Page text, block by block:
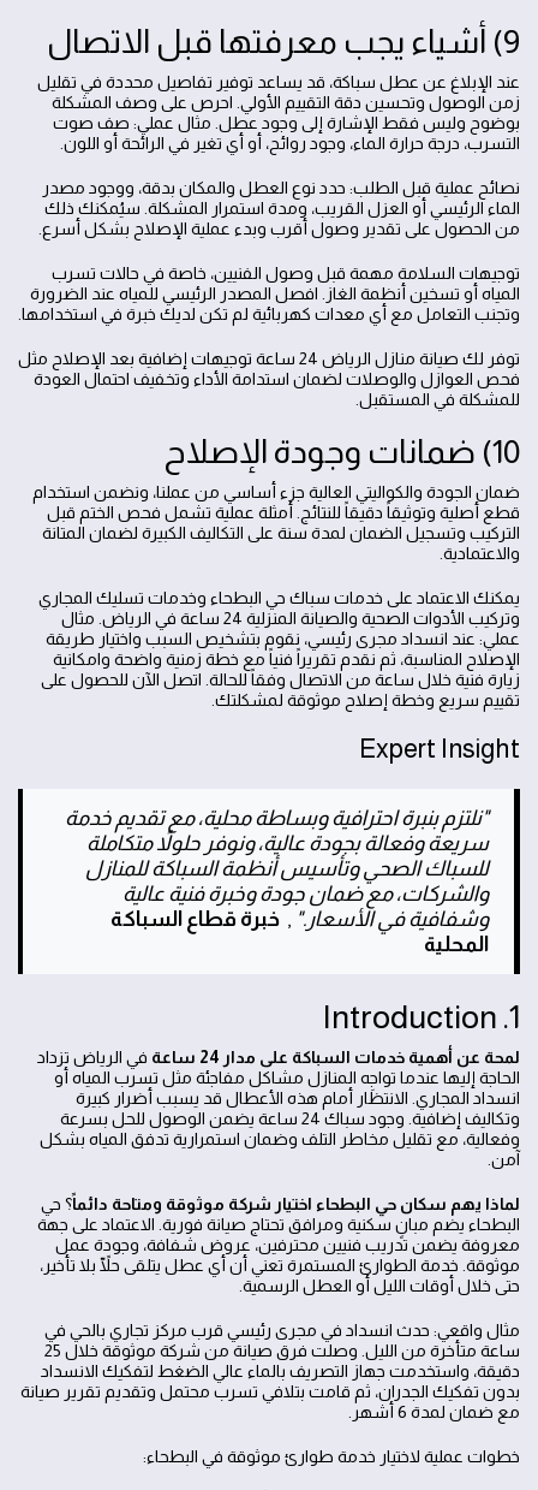
9) أشياء يجب معرفتها قبل الاتصال
عند الإبلاغ عن عطل سباكة، قد يساعد توفير تفاصيل محددة في تقليل
زمن الوصول وتحسين دقة التقييم الأولي. احرص على وصف المشكلة
بوضوح وليس فقط الإشارة إلى وجود عطل. مثال عملي: صف صوت
التسرب، درجة حرارة الماء، وجود روائح، أو أي تغير في الرائحة أو اللون.
نصائح عملية قبل الطلب: حدد نوع العطل والمكان بدقة، ووجود مصدر
الماء الرئيسي أو العزل القريب، ومدة استمرار المشكلة. سيُمكنك ذلك
من الحصول على تقدير وصول أقرب وبدء عملية الإصلاح بشكل أسرع.
توجيهات السلامة مهمة قبل وصول الفنيين، خاصة في حالات تسرب
المياه أو تسخين أنظمة الغاز. افصل المصدر الرئيسي للمياه عند الضرورة
وتجنب التعامل مع أي معدات كهربائية لم تكن لديك خبرة في استخدامها.
توفر لك صيانة منازل الرياض 24 ساعة توجيهات إضافية بعد الإصلاح مثل
فحص العوازل والوصلات لضمان استدامة الأداء وتخفيف احتمال العودة
للمشكلة في المستقبل.
10) ضمانات وجودة الإصلاح
ضمان الجودة والكواليتي العالية جزء أساسي من عملنا، ونضمن استخدام
قطع أصلية وتوثيقاً دقيقاً للنتائج. أمثلة عملية تشمل فحص الختم قبل
التركيب وتسجيل الضمان لمدة سنة على التكاليف الكبيرة لضمان المتانة
والاعتمادية.
يمكنك الاعتماد على خدمات سباك حي البطحاء وخدمات تسليك المجاري
وتركيب الأدوات الصحية والصيانة المنزلية 24 ساعة في الرياض. مثال
عملي: عند انسداد مجرى رئيسي، نقوم بتشخيص السبب واختيار طريقة
الإصلاح المناسبة، ثم نقدم تقريراً فنياً مع خطة زمنية واضحة وامكانية
زيارة فنية خلال ساعة من الاتصال وفقاً للحالة. اتصل الآن للحصول على
تقييم سريع وخطة إصلاح موثوقة لمشكلتك.
Expert Insight
"نلتزم بنبرة احترافية وبساطة محلية، مع تقديم خدمة
سريعة وفعالة بجودة عالية، ونوفر حلولاً متكاملة
للسباك الصحي وتأسيس أنظمة السباكة للمنازل
والشركات، مع ضمان جودة وخبرة فنية عالية
وشفافية في الأسعار." , خبرة قطاع السباكة
المحلية
1. Introduction
لمحة عن أهمية خدمات السباكة على مدار 24 ساعة
في الرياض تزداد
الحاجة إليها عندما تواجِه المنازل مشاكل مفاجئة مثل تسرب المياه أو
انسداد المجاري. الانتظار أمام هذه الأعطال قد يسبب أضرار كبيرة
وتكاليف إضافية. وجود سباك 24 ساعة يضمن الوصول للحل بسرعة
وفعالية، مع تقليل مخاطر التلف وضمان استمرارية تدفق المياه بشكل
آمن.
لماذا يهم سكان حي البطحاء اختيار شركة موثوقة ومتاحة دائماً؟ حي
البطحاء يضم مبانٍ سكنية ومرافق تحتاج صيانة فورية. الاعتماد على جهة
معروفة يضمن تدريب فنيين محترفين، عروض شفافة، وجودة عمل
موثوقة. خدمة الطوارئ المستمرة تعني أن أي عطل يتلقى حلّاً بلا تأخير،
حتى خلال أوقات الليل أو العطل الرسمية.
مثال واقعي: حدث انسداد في مجرى رئيسي قرب مركز تجاري بالحي في
ساعة متأخرة من الليل. وصلت فرق صيانة من شركة موثوقة خلال 25
دقيقة، واستخدمت جهاز التصريف بالماء عالي الضغط لتفكيك الانسداد
بدون تفكيك الجدران، ثم قامت بتلافي تسرب محتمل وتقديم تقرير صيانة
مع ضمان لمدة 6 أشهر.
خطوات عملية لاختيار خدمة طوارئ موثوقة في البطحاء: